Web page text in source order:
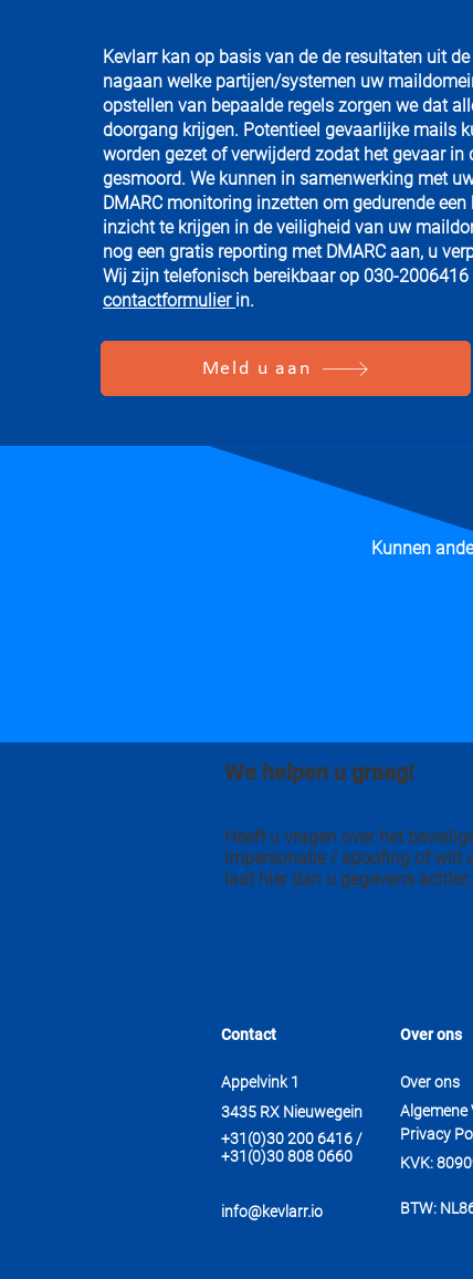
Kevlarr kan op basis van de de resultaten uit
nagaan welke partijen/systemen uw
opstellen van bepaalde regels zorgen we dat
doorgang krijgen. Potentieel gevaarlijke mails
worden gezet of verwijderd zodat het gevaar in
gesmoord. We kunnen in samenwerking met
DMARC monitoring inzetten om gedurende
inzicht te krijgen in de veiligheid van uw
nog een gratis reporting met DMARC aan, u
Wij zijn telefonisch bereikbaar op 030-
contactformulier in.
Meld u aan
Kunnen
Heeft u vragen over het
impersonatie / spoofing of wilt
laat hier dan u gegevens achter.
We helpen u graag!
Contact Over ons
Appelvink 1
Over ons
3435 RX Nieuwegein
+31(0)30 200 6416 /
+31(0)30 808 0660
Privacy
KVK:
info@kevlarr.io BTW: